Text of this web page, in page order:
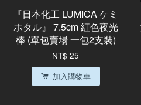
『日本化工 LUMICA ケミ
ホタル』 7.5cm 紅色夜光
棒 (單包賣場 一包2支裝)
NT$ 25
加入購物車